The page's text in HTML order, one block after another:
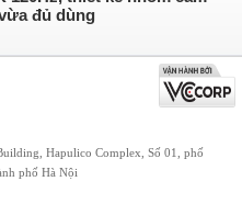
đủ dùng
Hapulico Complex, Số 01, phố
phố Hà Nội